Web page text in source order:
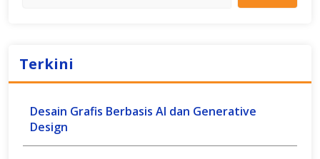
Terkini
Desain Grafis Berbasis AI dan Generative
Design